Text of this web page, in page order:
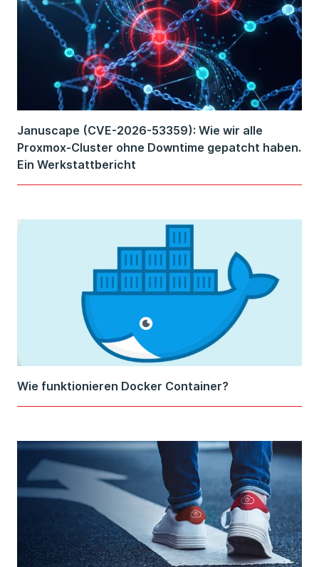
Januscape (CVE-2026-53359): Wie wir alle
Proxmox-Cluster ohne Downtime gepatcht haben.
Ein Werkstattbericht
Wie funktionieren Docker Container?